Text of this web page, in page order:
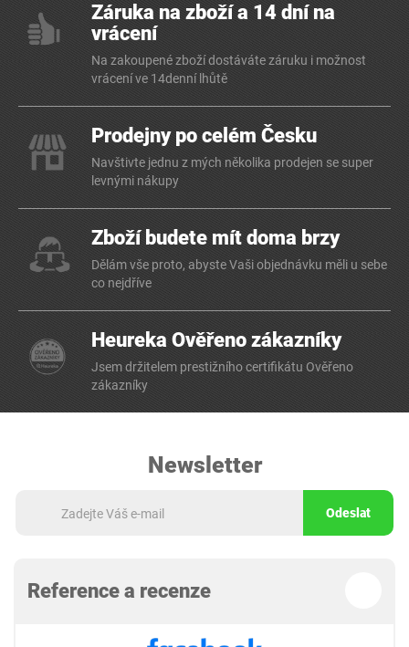
Záruka na zboží a 14 dní na
vrácení
Na zakoupené zboží dostáváte záruku i možnost
vrácení ve 14denní lhůtě
Prodejny po celém Česku
Navštivte jednu z mých několika prodejen se super
levnými nákupy
Zboží budete mít doma brzy
Dělám vše proto, abyste Vaši objednávku měli u sebe
co nejdříve
Heureka Ověřeno zákazníky
Jsem držitelem prestižního certifikátu Ověřeno
zákazníky
Newsletter
Odeslat
Reference a recenze